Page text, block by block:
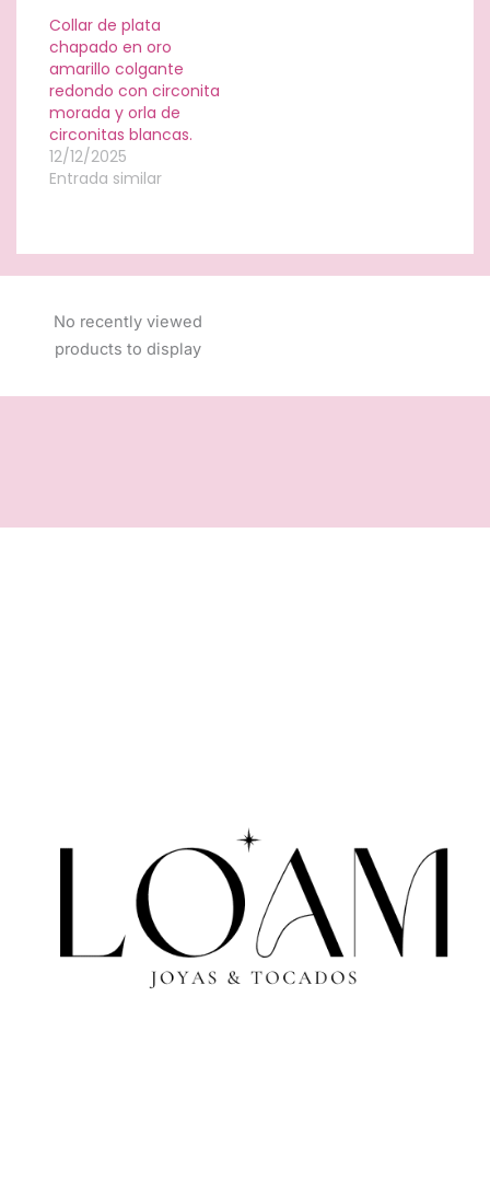
Collar de plata
chapado en oro
amarillo colgante
redondo con circonita
morada y orla de
circonitas blancas.
12/12/2025
Entrada similar
No recently viewed
products to display